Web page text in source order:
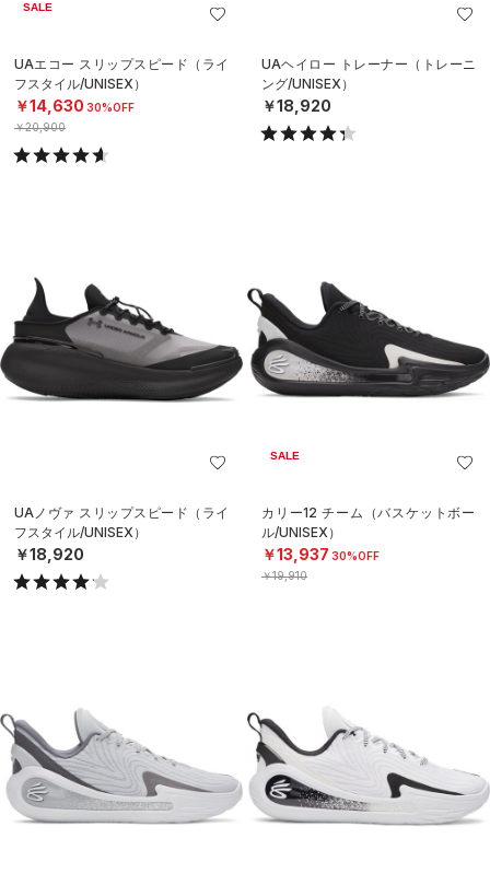
SALE
UAエコー スリップスピード（ライ
フスタイル/UNISEX）
￥14,630 30%OFF
￥20,900
UAヘイロー トレーナー（トレーニ
ング/UNISEX）
￥18,920
UAノヴァ スリップスピード（ライ
フスタイル/UNISEX）
￥18,920
SALE
カリー12 チーム（バスケットボー
ル/UNISEX）
￥13,937 30%OFF
￥19,910